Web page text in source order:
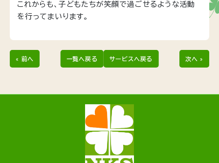
これからも、子どもたちが笑顔で過ごせるような活動
を行ってまいります。
« 前へ 一覧へ戻る サービスへ戻る 次へ »